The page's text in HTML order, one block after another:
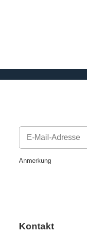
Anmerkung
Kontakt